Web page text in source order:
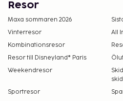
Resor
Maxa sommaren 2026
Vinterresor
All
Kombinationsresor
Resor till Disneyland® Paris
Weekendresor
Sportresor